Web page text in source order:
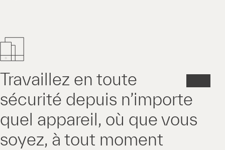
Travaillez en toute
sécurité depuis n’importe
quel appareil, où que vous
soyez, à tout moment